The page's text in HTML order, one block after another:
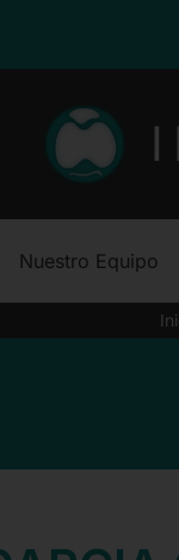
Nuestro Equipo